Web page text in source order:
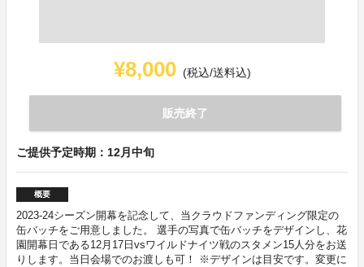
¥8,000 (税込/送料込)
販売終了
ご提供予定時期：12月中旬
概要
2023-24シーズン開幕を記念して、当クラウドファンディング限定の
缶バッチをご用意しました。 選手の写真で缶バッチをデザインし、花
園開幕日である12月17日vsワイルドナイツ戦のスタメン15人分をお送
りします。当日会場でのお渡しも可！ ※デザインは目安です。変更に